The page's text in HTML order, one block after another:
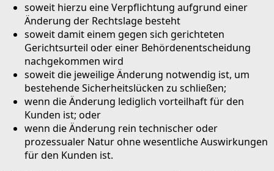
soweit hierzu eine Verpflichtung aufgrund einer
Änderung der Rechtslage besteht
soweit damit einem gegen sich gerichteten
Gerichtsurteil oder einer Behördenentscheidung
nachgekommen wird
soweit die jeweilige Änderung notwendig ist, um
bestehende Sicherheitslücken zu schließen;
wenn die Änderung lediglich vorteilhaft für den
Kunden ist; oder
wenn die Änderung rein technischer oder
prozessualer Natur ohne wesentliche Auswirkungen
für den Kunden ist.